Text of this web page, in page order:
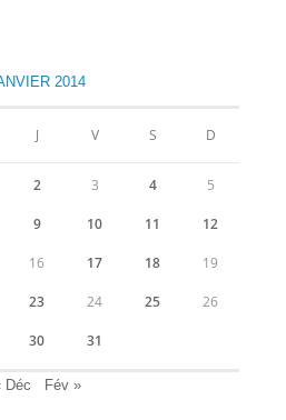
2014
J V S D
2 3 4 5
9 10 11 12
16 17 18 19
23 24 25 26
30 31
Déc Fév »